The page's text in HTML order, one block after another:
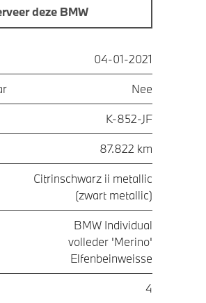
deze BMW
04-01-2021
Nee
K-852-JF
87.822 km
Citrinschwarz ii metallic
(zwart metallic)
BMW Individual
volleder 'Merino'
Elfenbeinweisse
4